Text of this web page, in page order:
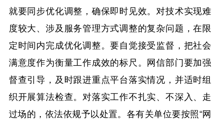
就要同步优化调整，确保即时见效。对技术实现难
度较大、涉及服务管理方式调整的复杂问题，在限
定时间内完成优化调整。要自觉接受监督，把社会
满意度作为衡量工作成效的标尺。网信部门要加强
督查引导，及时跟进重点平台落实情况，并适时组
织开展算法检查。对落实工作不扎实、不深入、走
过场的，依法依规予以处置。各有关单位要按照“网